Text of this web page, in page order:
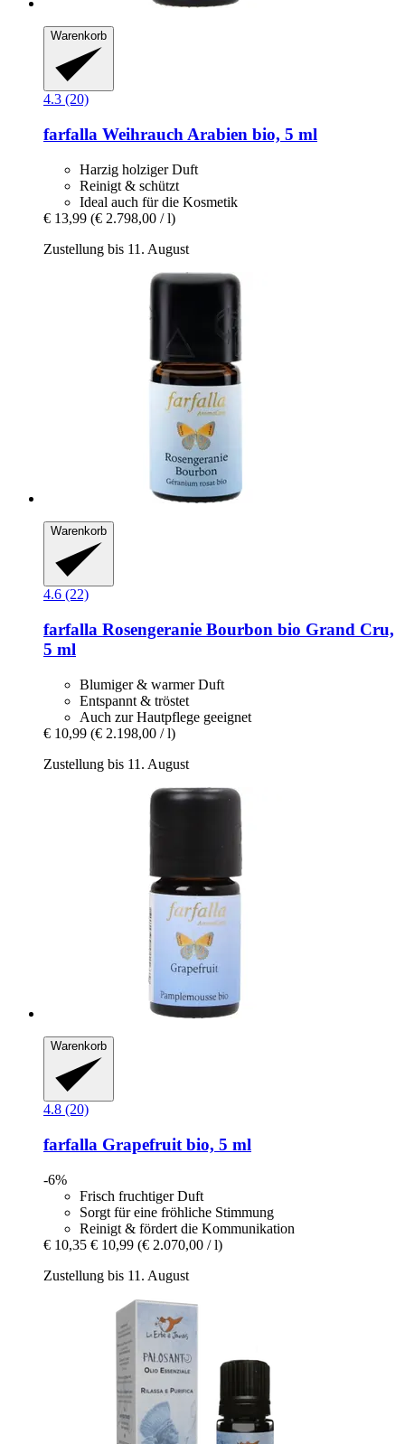
Warenkorb
4.3 (20)
farfalla Weihrauch Arabien bio, 5 ml
Harzig holziger Duft
Reinigt & schützt
Ideal auch für die Kosmetik
€ 13,99 (€ 2.798,00 / l)
Zustellung bis 11. August
Warenkorb
4.6 (22)
farfalla Rosengeranie Bourbon bio Grand Cru,
5 ml
Blumiger & warmer Duft
Entspannt & tröstet
Auch zur Hautpflege geeignet
€ 10,99 (€ 2.198,00 / l)
Zustellung bis 11. August
Warenkorb
4.8 (20)
farfalla Grapefruit bio, 5 ml
-6%
Frisch fruchtiger Duft
Sorgt für eine fröhliche Stimmung
Reinigt & fördert die Kommunikation
€ 10,35 € 10,99 (€ 2.070,00 / l)
Zustellung bis 11. August